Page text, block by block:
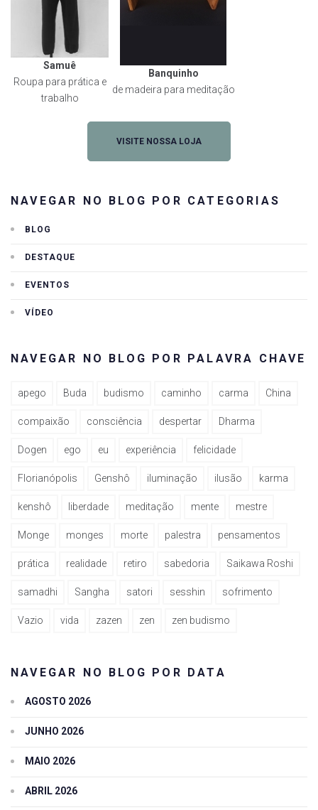
Samuê
Roupa para prática e
trabalho
Banquinho
de madeira para meditação
VISITE NOSSA LOJA
NAVEGAR NO BLOG POR CATEGORIAS
BLOG
DESTAQUE
EVENTOS
VÍDEO
NAVEGAR NO BLOG POR PALAVRA CHAVE
apego Buda budismo caminho carma China
compaixão consciência despertar Dharma
Dogen ego eu experiência felicidade
Florianópolis Genshô iluminação ilusão karma
kenshô liberdade meditação mente mestre
Monge monges morte palestra pensamentos
prática realidade retiro sabedoria Saikawa Roshi
samadhi Sangha satori sesshin sofrimento
Vazio vida zazen zen zen budismo
NAVEGAR NO BLOG POR DATA
AGOSTO 2026
JUNHO 2026
MAIO 2026
ABRIL 2026